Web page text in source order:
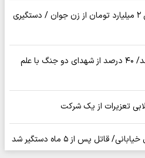
سرقت به عنف طلاجات به ارزش ۲ میلیارد تومان از زن جوان / دستگیری
آمار دقیق شهدای جنگ اعلام شد/ ۴۰ درصد از شهدای دو جنگ با علم